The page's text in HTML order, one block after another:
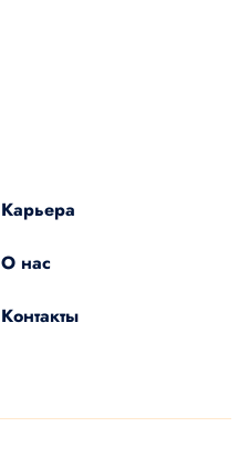
Карьера
О нас
Контакты